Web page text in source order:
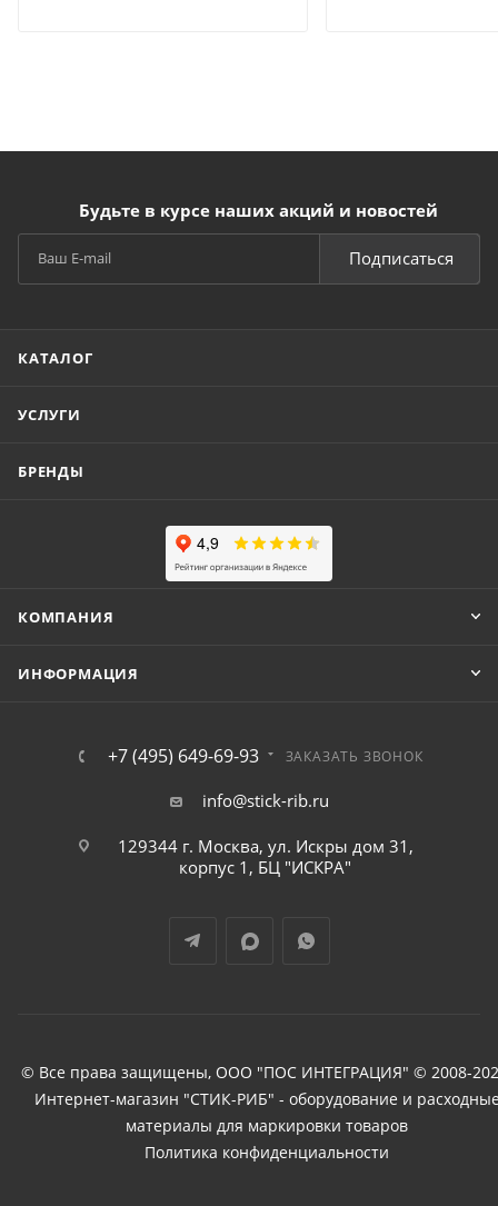
Будьте в курсе наших акций и новостей
Подписаться
КАТАЛОГ
УСЛУГИ
БРЕНДЫ
КОМПАНИЯ
ИНФОРМАЦИЯ
+7 (495) 649-69-93 ЗАКАЗАТЬ ЗВОНОК
info@stick-rib.ru
129344 г. Москва, ул. Искры дом 31,
корпус 1, БЦ "ИСКРА"
© Все права защищены, ООО "ПОС ИНТЕГРАЦИЯ" © 2008-
Интернет-магазин "СТИК-РИБ" - оборудование и
материалы для маркировки товаров
Политика конфиденциальности